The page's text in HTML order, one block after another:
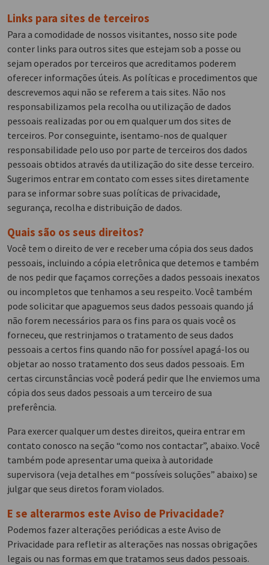
Links para sites de terceiros
Para a comodidade de nossos visitantes, nosso site pode
conter links para outros sites que estejam sob a posse ou
sejam operados por terceiros que acreditamos poderem
oferecer informações úteis. As políticas e procedimentos que
descrevemos aqui não se referem a tais sites. Não nos
responsabilizamos pela recolha ou utilização de dados
pessoais realizadas por ou em qualquer um dos sites de
terceiros. Por conseguinte, isentamo-nos de qualquer
responsabilidade pelo uso por parte de terceiros dos dados
pessoais obtidos através da utilização do site desse terceiro.
Sugerimos entrar em contato com esses sites diretamente
para se informar sobre suas políticas de privacidade,
segurança, recolha e distribuição de dados.
Quais são os seus direitos?
Você tem o direito de ver e receber uma cópia dos seus dados
pessoais, incluindo a cópia eletrônica que detemos e também
de nos pedir que façamos correções a dados pessoais inexatos
ou incompletos que tenhamos a seu respeito. Você também
pode solicitar que apaguemos seus dados pessoais quando já
não forem necessários para os fins para os quais você os
forneceu, que restrinjamos o tratamento de seus dados
pessoais a certos fins quando não for possível apagá-los ou
objetar ao nosso tratamento dos seus dados pessoais. Em
certas circunstâncias você poderá pedir que lhe enviemos uma
cópia dos seus dados pessoais a um terceiro de sua
preferência.
Para exercer qualquer um destes direitos, queira entrar em
contato conosco na seção “como nos contactar”, abaixo. Você
também pode apresentar uma queixa à autoridade
supervisora (veja detalhes em “possíveis soluções” abaixo) se
julgar que seus diretos foram violados.
E se alterarmos este Aviso de Privacidade?
Podemos fazer alterações periódicas a este Aviso de
Privacidade para refletir as alterações nas nossas obrigações
legais ou nas formas em que tratamos seus dados pessoais.